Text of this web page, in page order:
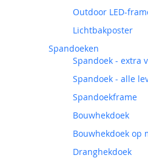
Outdoor LED-
Lichtbakposter
Spandoeken
Spandoek - extra
Spandoek - alle
Spandoekframe
Bouwhekdoek
Bouwhekdoek op
Dranghekdoek